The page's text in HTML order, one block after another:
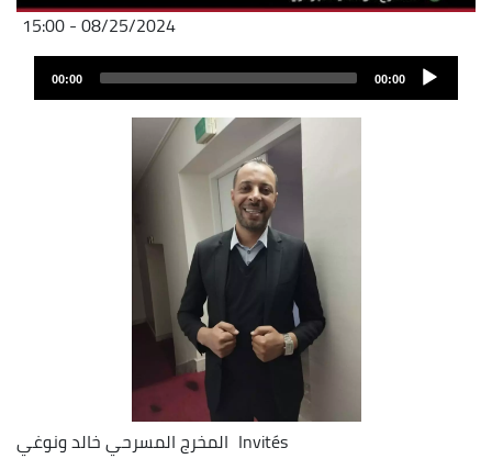
08/25/2024 - 15:00
00:00
00:00
Invités المخرج المسرحي خالد ونوغي